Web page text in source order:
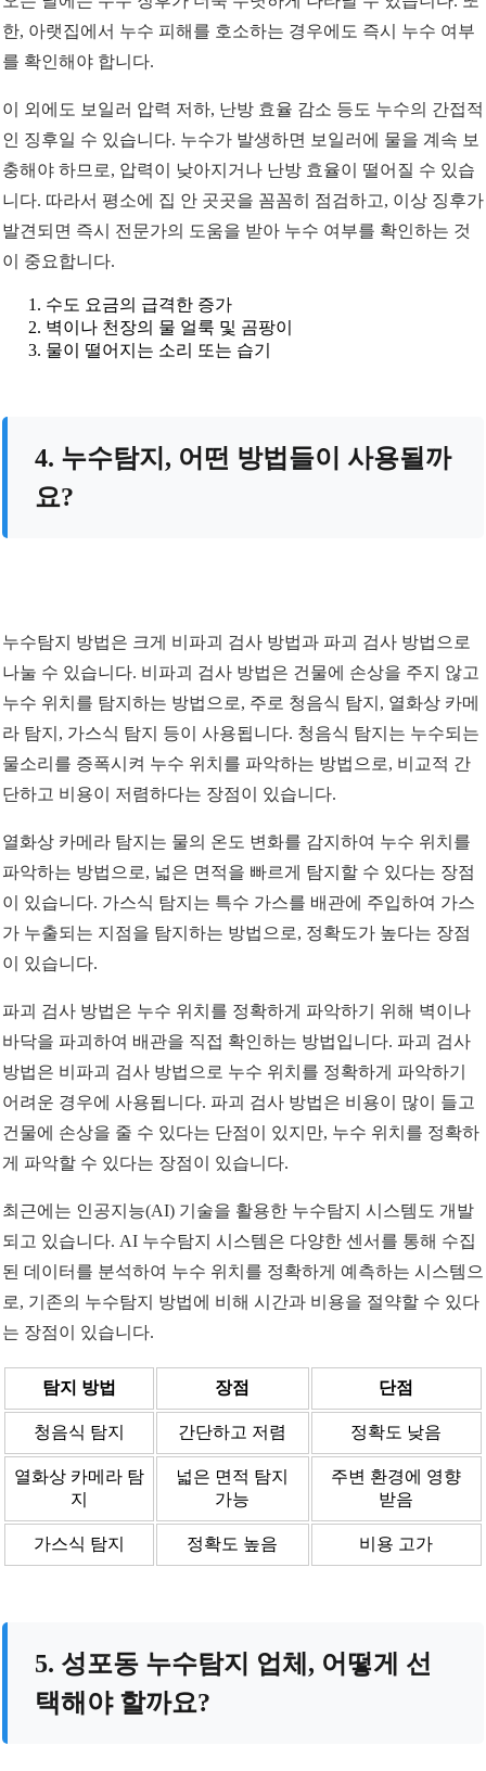
한, 아랫집에서 누수 피해를 호소하는 경우에도 즉시 누수 여부
를 확인해야 합니다.
이 외에도 보일러 압력 저하, 난방 효율 감소 등도 누수의 간접적
인 징후일 수 있습니다. 누수가 발생하면 보일러에 물을 계속 보
충해야 하므로, 압력이 낮아지거나 난방 효율이 떨어질 수 있습
니다. 따라서 평소에 집 안 곳곳을 꼼꼼히 점검하고, 이상 징후가
발견되면 즉시 전문가의 도움을 받아 누수 여부를 확인하는 것
이 중요합니다.
수도 요금의 급격한 증가
벽이나 천장의 물 얼룩 및 곰팡이
물이 떨어지는 소리 또는 습기
4. 누수탐지, 어떤 방법들이 사용될까
요?
누수탐지 방법은 크게 비파괴 검사 방법과 파괴 검사 방법으로
나눌 수 있습니다. 비파괴 검사 방법은 건물에 손상을 주지 않고
누수 위치를 탐지하는 방법으로, 주로 청음식 탐지, 열화상 카메
라 탐지, 가스식 탐지 등이 사용됩니다. 청음식 탐지는 누수되는
물소리를 증폭시켜 누수 위치를 파악하는 방법으로, 비교적 간
단하고 비용이 저렴하다는 장점이 있습니다.
열화상 카메라 탐지는 물의 온도 변화를 감지하여 누수 위치를
파악하는 방법으로, 넓은 면적을 빠르게 탐지할 수 있다는 장점
이 있습니다. 가스식 탐지는 특수 가스를 배관에 주입하여 가스
가 누출되는 지점을 탐지하는 방법으로, 정확도가 높다는 장점
이 있습니다.
파괴 검사 방법은 누수 위치를 정확하게 파악하기 위해 벽이나
바닥을 파괴하여 배관을 직접 확인하는 방법입니다. 파괴 검사
방법은 비파괴 검사 방법으로 누수 위치를 정확하게 파악하기
어려운 경우에 사용됩니다. 파괴 검사 방법은 비용이 많이 들고
건물에 손상을 줄 수 있다는 단점이 있지만, 누수 위치를 정확하
게 파악할 수 있다는 장점이 있습니다.
최근에는 인공지능(AI) 기술을 활용한 누수탐지 시스템도 개발
되고 있습니다. AI 누수탐지 시스템은 다양한 센서를 통해 수집
된 데이터를 분석하여 누수 위치를 정확하게 예측하는 시스템으
로, 기존의 누수탐지 방법에 비해 시간과 비용을 절약할 수 있다
는 장점이 있습니다.
탐지 방법 장점 단점
청음식 탐지 간단하고 저렴 정확도 낮음
열화상 카메라 탐
지
넓은 면적 탐지
가능
주변 환경에 영향
받음
가스식 탐지 정확도 높음 비용 고가
5. 성포동 누수탐지 업체, 어떻게 선
택해야 할까요?